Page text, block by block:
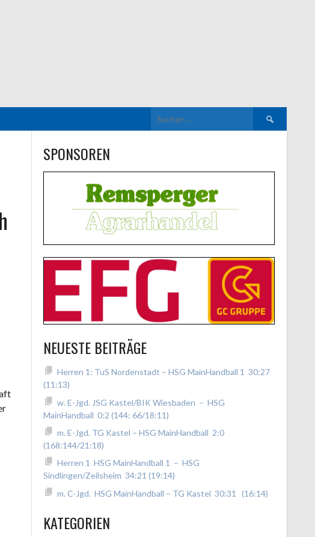
Suchen
nach:
SPONSOREN
NEUESTE BEITRÄGE
Herren 1: TuS Nordenstadt – HSG MainHandball 1 30:27
(11:13)
w. E-Jgd. JSG Kastel/BIK Wiesbaden – HSG
MainHandball 0:2 (144: 66/18:11)
m. E-Jgd. TG Kastel – HSG MainHandball 2:0
(168:144/21:18)
Herren 1 HSG MainHandball 1 – HSG
Sindlingen/Zeilsheim 34:21 (19:14)
m. C-Jgd. HSG MainHandball – TG Kastel 30:31 (16:14)
KATEGORIEN